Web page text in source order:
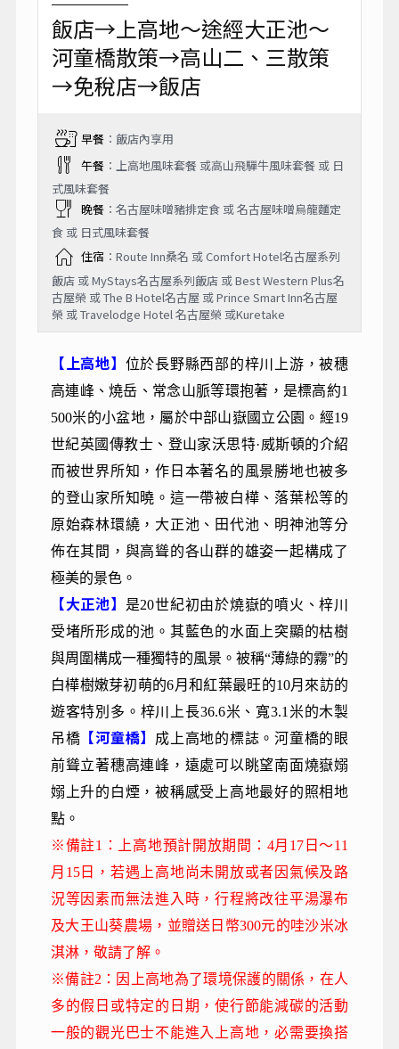
飯店→上高地～途經大正池～
河童橋散策→高山二、三散策
→免稅店→飯店
早餐：飯店內享用
午餐：上高地風味套餐 或高山飛驒牛風味套餐 或 日
式風味套餐
晚餐：名古屋味噌豬排定食 或 名古屋味噌烏龍麵定
食 或 日式風味套餐
住宿 ：Route Inn桑名 或 Comfort Hotel名古屋系列
飯店 或 MyStays名古屋系列飯店 或 Best Western Plus名
古屋榮 或 The B Hotel名古屋 或 Prince Smart Inn名古屋
榮 或 Travelodge Hotel 名古屋榮 或Kuretake
【上高地】
位於長野縣西部的梓川上游，被穗
高連峰、燒岳、常念山脈等環抱著，是標高約1
500米的小盆地，屬於中部山嶽國立公園。經19
世紀英國傳教士、登山家沃思特·威斯頓的介紹
而被世界所知，作日本著名的風景勝地也被多
的登山家所知曉。這一帶被白樺、落葉松等的
原始森林環繞，大正池、田代池、明神池等分
佈在其間，與高聳的各山群的雄姿一起構成了
極美的景色。
【大正池】
是20世紀初由於燒嶽的噴火、梓川
受堵所形成的池。其藍色的水面上突顯的枯樹
與周圍構成一種獨特的風景。被稱“薄綠的霧”的
白樺樹嫩芽初萌的6月和紅葉最旺的10月來訪的
遊客特別多。梓川上長36.6米、寬3.1米的木製
吊橋 【河童橋】
成上高地的標誌。河童橋的眼
前聳立著穗高連峰，遠處可以眺望南面燒嶽嫋
嫋上升的白煙，被稱感受上高地最好的照相地
點。
※備註1：上高地預計開放期間：4月17日～11
月15日，若遇上高地尚未開放或者因氣候及路
況等因素而無法進入時，行程將改往平湯瀑布
及大王山葵農場，並贈送日幣300元的哇沙米冰
淇淋，敬請了解。
※備註2：因上高地為了環境保護的關係，在人
多的假日或特定的日期，使行節能減碳的活動
一般的觀光巴士不能進入上高地，必需要換搭